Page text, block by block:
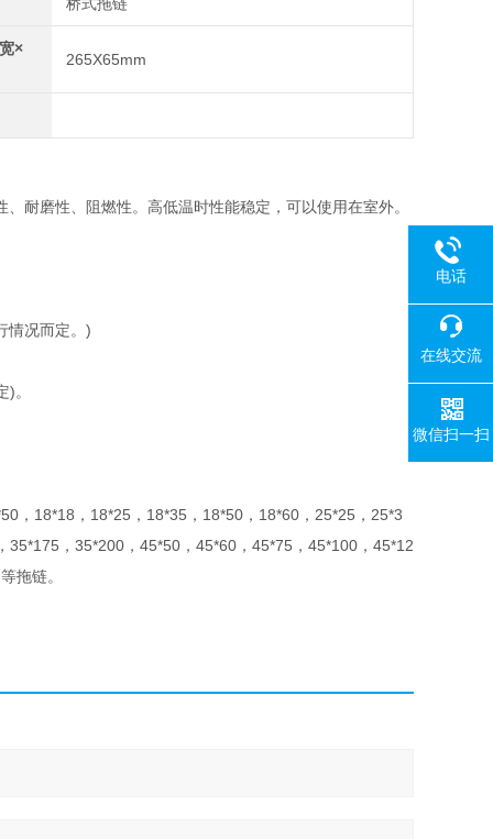
×
265X65mm
耐磨性、阻燃性。高低温时性能稳定，可以使用在室外。
视运行情况而定。)
。
，18*18，18*25，18*35，18*50，18*60，25*25，25*3
，35*200，45*50，45*60，45*75，45*100，45*12
拖链。
电话
在线交流
微信扫一扫